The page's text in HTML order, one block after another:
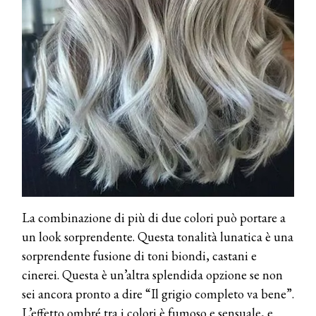
La combinazione di più di due colori può portare a
un look sorprendente. Questa tonalità lunatica è una
sorprendente fusione di toni biondi, castani e
cinerei. Questa è un’altra splendida opzione se non
sei ancora pronto a dire “Il grigio completo va bene”.